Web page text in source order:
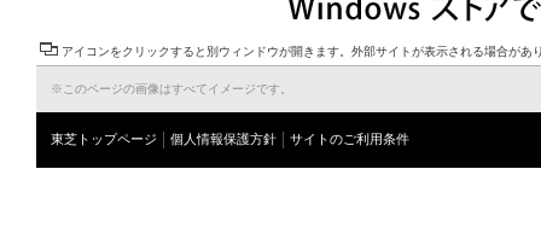
アイコンをクリックすると別ウィンドウが開きます。外部サイトが表示される場合があ
※このページの画像はすべてイメージです。
東芝トップページ 個人情報保護方針 サイトのご利用条件